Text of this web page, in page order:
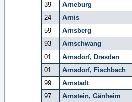
39
Arneburg
24
Arnis
59
Arnsberg
93
Arnschwang
01
Arnsdorf, Dresden
01
Arnsdorf, Fischbach
99
Arnstadt
97
Arnstein, Gänheim